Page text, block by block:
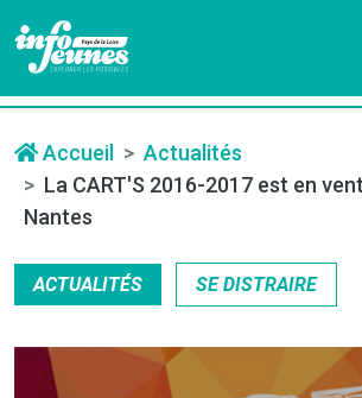
Accueil
Actualités
La CART'S 2016-2017 est en
Nantes
ACTUALITÉS SE DISTRAIRE